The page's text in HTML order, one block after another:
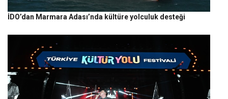
İDO’dan Marmara Adası’nda kültüre yolculuk desteği